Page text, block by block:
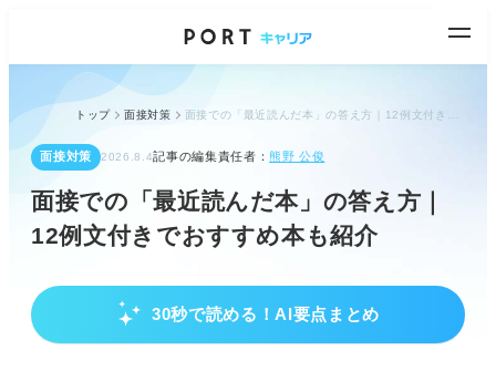
トップ 面接対策
面接対策 2026.8.4記事の編集責任者：熊野 公俊
面接での「最近読んだ本」の答え方｜
12例文付きでおすすめ本も紹介
30秒で読める！AI要点まとめ
プロが解説！面接官が最近読んだ本を聞く理由